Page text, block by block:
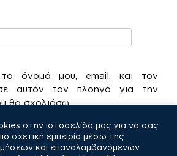
το όνομά μου, email, και τον
αυτόν τον πλοηγό για την
θα σχολιάσω.
στην ιστοσελίδα μας για να σας
σχετική εμπειρία μέσω της
και επαναλαμβανόμενων